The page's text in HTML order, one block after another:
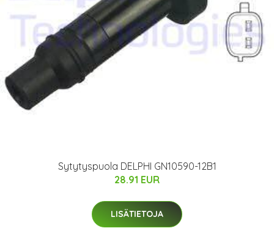
Sytytyspuola DELPHI GN10590-12B1
28.91 EUR
LISÄTIETOJA